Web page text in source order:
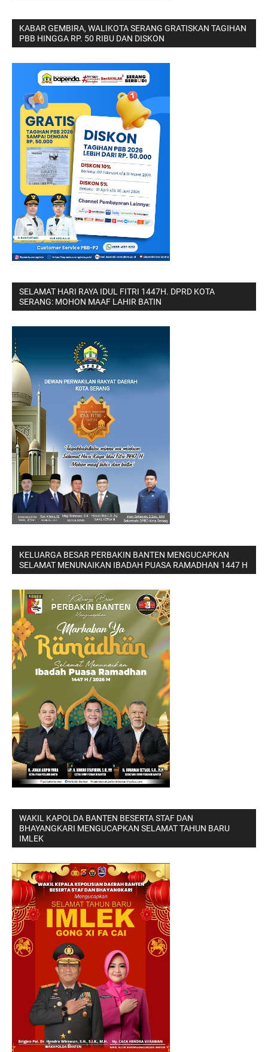
KABAR GEMBIRA, WALIKOTA SERANG GRATISKAN TAGIHAN
PBB HINGGA RP. 50 RIBU DAN DISKON
SELAMAT HARI RAYA IDUL FITRI 1447H. DPRD KOTA
SERANG: MOHON MAAF LAHIR BATIN
KELUARGA BESAR PERBAKIN BANTEN MENGUCAPKAN
SELAMAT MENUNAIKAN IBADAH PUASA RAMADHAN 1447 H
WAKIL KAPOLDA BANTEN BESERTA STAF DAN
BHAYANGKARI MENGUCAPKAN SELAMAT TAHUN BARU
IMLEK